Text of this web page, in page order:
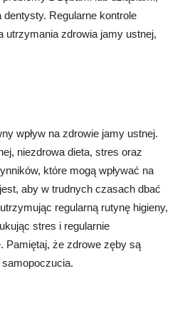
Regularne kontrole
utrzymania zdrowia jamy ustnej,
wpływ na zdrowie jamy ustnej.
niezdrowa dieta, stres oraz
które mogą wpływać na
aby w trudnych czasach dbać
regularną rutynę higieny,
stres i regularnie
Pamiętaj, że zdrowe zęby są